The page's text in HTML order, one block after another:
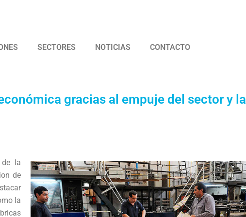
SECTORES NOTICIAS CONTACTO
gracias al empuje del sector y la
de la
de
la